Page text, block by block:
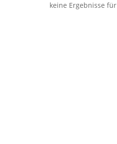
keine Ergebnisse für